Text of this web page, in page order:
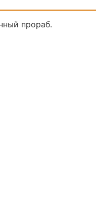
прораб.